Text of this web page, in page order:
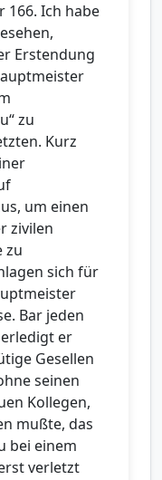
166. Ich habe
Erstendung
zu
Kurz
um einen
zivilen
zu
sich für
Bar jeden
er
Gesellen
seinen
Kollegen,
mußte, das
bei einem
verletzt